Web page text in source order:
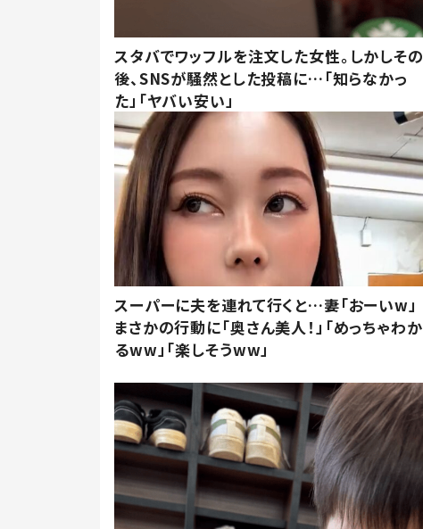
スタバでワッフルを注文した女性。しかしその
後、SNSが騒然とした投稿に…「知らなかっ
た」「ヤバい安い」
スーパーに夫を連れて行くと…妻「おーいw」
まさかの行動に「奥さん美人！」「めっちゃわか
るww」「楽しそうww」